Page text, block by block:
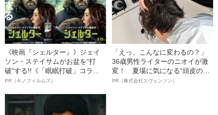
《映画『シェルター』》ジェイ
ソン・ステイサムがお盆を“打
破”する!!《「眠眠打破」コラ
ボ》
PR（キノフィルムズ）
「えっ、こんなに変わるの？」
36歳男性ライターのニオイが激
変！ 夏場に気になる“頭皮のニ
オイ”や“ベタつき”を解消す
PR（株式会社スヴェンソン）